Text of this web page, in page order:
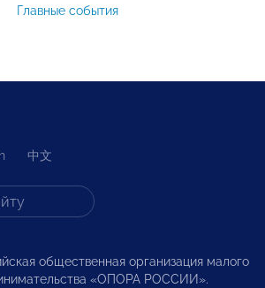
Главные события
中文
общественная организация малого
«ОПОРА РОССИИ».